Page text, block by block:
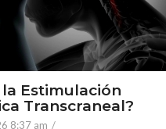
la Estimulación
Transcraneal?
8:37 am /